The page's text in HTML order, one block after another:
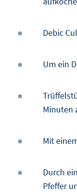
Debic
Um ein
Minuten
Mit
Durch
Pfeffer